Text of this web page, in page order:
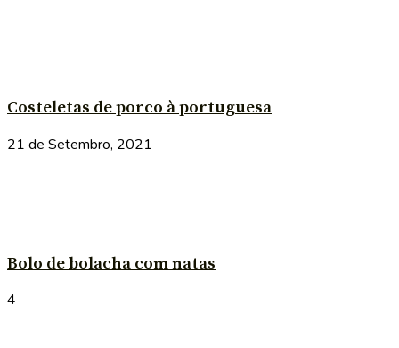
Costeletas de porco à portuguesa
21 de Setembro, 2021
Bolo de bolacha com natas
4